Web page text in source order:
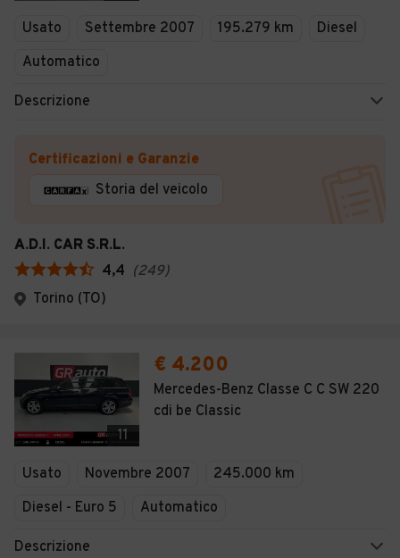
Usato Settembre 2007 195.279 km
Diesel
Automatico
Descrizione
Certificazioni e Garanzie
Storia del veicolo
A.D.I. CAR S.R.L.
4,4 (249)
Torino (TO)
11
€ 4.200
Mercedes-Benz Classe C C SW 220
cdi be Classic
Usato Novembre 2007
245.000 km
Diesel - Euro 5
Automatico
Descrizione